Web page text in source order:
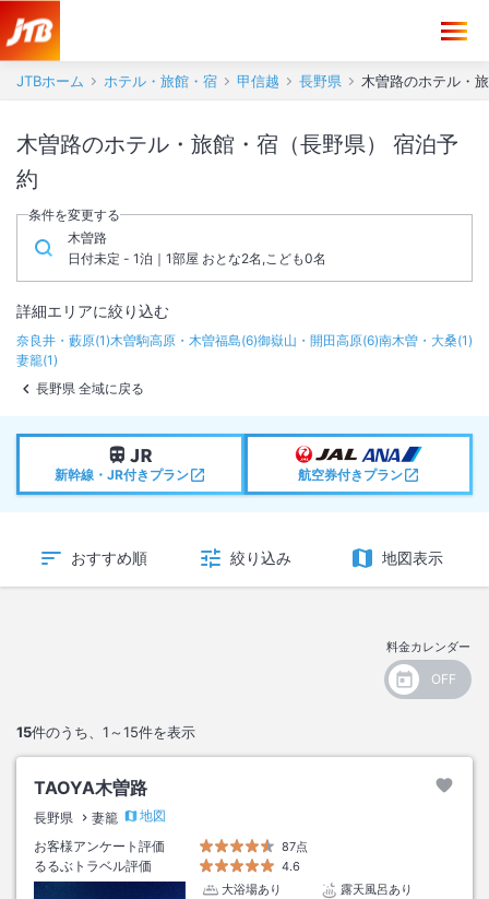
JTBホーム ホテル・旅館・宿 甲信越 長野県 木曽路のホテル・
木曽路のホテル・旅館・宿（長野県） 宿泊予
約
条件を変更する
木曽路
日付未定 - 1泊｜1部屋 おとな2名,こども0名
詳細エリアに絞り込む
奈良井・藪原(1)木曽駒高原・木曽福島(6)御嶽山・開田高原(6)南木曽・大桑(1)
妻籠(1)
長野県 全域に戻る
新幹線・JR付きプラン 航空券付きプラン
おすすめ順 絞り込み 地図表示
料金カレンダー
15件のうち、 1～15件を表示
TAOYA木曽路
長野県 妻籠
地図
お客様アンケート評価
87点
るるぶトラベル評価
4.6
大浴場あり
露天風呂あり